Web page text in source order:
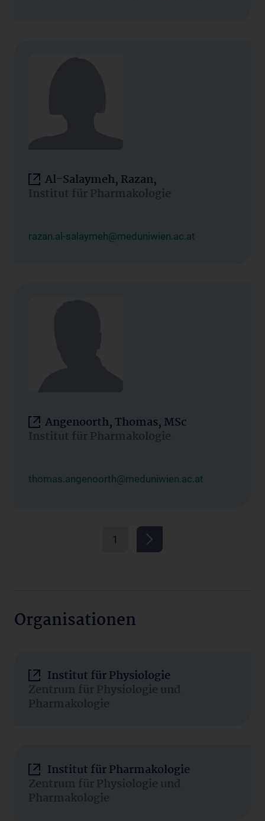
Al-Salaymeh, Razan,
Institut für Pharmakologie
razan.al-salaymeh@meduniwien.ac.at
Angenoorth, Thomas, MSc
Institut für Pharmakologie
thomas.angenoorth@meduniwien.ac.at
1
Organisationen
Institut für Physiologie
Zentrum für Physiologie und
Pharmakologie
Institut für Pharmakologie
Zentrum für Physiologie und
Pharmakologie